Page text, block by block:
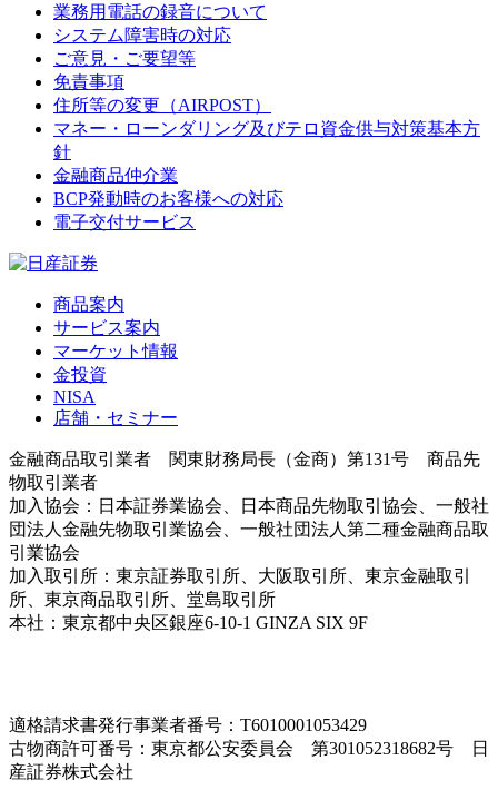
業務用電話の録音について
システム障害時の対応
ご意見・ご要望等
免責事項
住所等の変更（AIRPOST）
マネー・ローンダリング及びテロ資金供与対策基本方
針
金融商品仲介業
BCP発動時のお客様への対応
電子交付サービス
商品案内
サービス案内
マーケット情報
金投資
NISA
店舗・セミナー
金融商品取引業者 関東財務局長（金商）第131号 商品先
物取引業者
加入協会：日本証券業協会、日本商品先物取引協会、一般社
団法人金融先物取引業協会、一般社団法人第二種金融商品取
引業協会
加入取引所：東京証券取引所、大阪取引所、東京金融取引
所、東京商品取引所、堂島取引所
本社：東京都中央区銀座6-10-1 GINZA SIX 9F
適格請求書発行事業者番号：T6010001053429
古物商許可番号：東京都公安委員会 第301052318682号 日
産証券株式会社